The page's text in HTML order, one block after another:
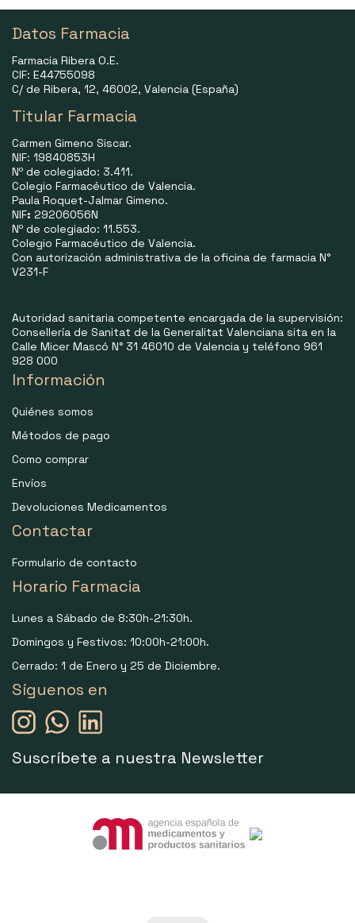
Datos Farmacia
Farmacia Ribera O.E.
CIF: E44755098
C/ de Ribera, 12, 46002, Valencia (España)
Titular Farmacia
Carmen Gimeno Siscar.
NIF: 19840853H
Nº de colegiado: 3.411.
Colegio Farmacéutico de Valencia.
Paula Roquet-Jalmar Gimeno.
NIF: 29206056N
Nº de colegiado: 11.553.
Colegio Farmacéutico de Valencia.
Con autorización administrativa de la oficina de farmacia N°
V231-F
Autoridad sanitaria competente encargada de la supervisión:
Consellería de Sanitat de la Generalitat Valenciana sita en la
Calle Micer Mascó N° 31 46010 de Valencia y teléfono 961
928 000
Información
Quiénes somos
Métodos de pago
Como comprar
Envíos
Devoluciones Medicamentos
Contactar
Formulario de contacto
Horario Farmacia
Lunes a Sábado de 8:30h-21:30h.
Domingos y Festivos: 10:00h-21:00h.
Cerrado: 1 de Enero y 25 de Diciembre.
Síguenos en
Suscríbete a nuestra Newsletter